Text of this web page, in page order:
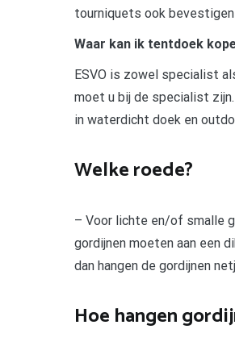
tourniquets ook
Waar kan ik tentdoek
ESVO is zowel specialist
moet u bij de specialist
in waterdicht doek en
Welke roede?
– Voor lichte en/of smalle
gordijnen moeten aan een
dan hangen de gordijnen
Hoe hangen